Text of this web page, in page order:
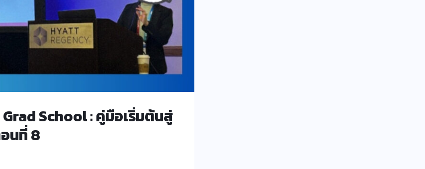
School : คู่มือเริ่มต้นสู่
นที่ 8